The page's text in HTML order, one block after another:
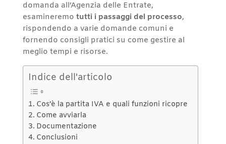
domanda all’Agenzia delle Entrate,
esamineremo tutti i passaggi del processo,
rispondendo a varie domande comuni e
fornendo consigli pratici su come gestire al
meglio tempi e risorse.
Indice dell'articolo
Cos’è la partita IVA e quali funzioni ricopre
Come avviarla
Documentazione
Conclusioni